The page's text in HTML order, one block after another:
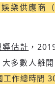
娛樂供應
導估計 ，
多數人離
作總時間
談的交流原
闡述想法：表